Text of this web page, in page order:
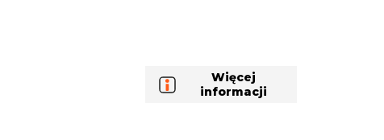
Więcej
informacji